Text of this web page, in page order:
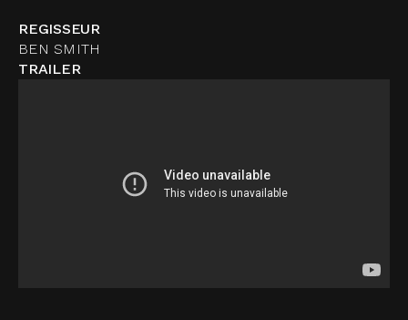
REGISSEUR
BEN SMITH
TRAILER